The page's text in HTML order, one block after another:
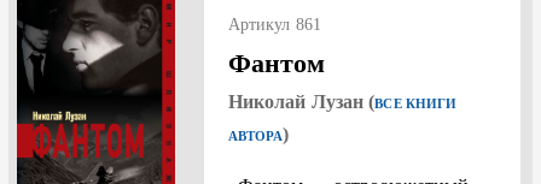
Артикул 861
Фантом
Николай Лузан (ВСЕ КНИГИ
АВТОРА)